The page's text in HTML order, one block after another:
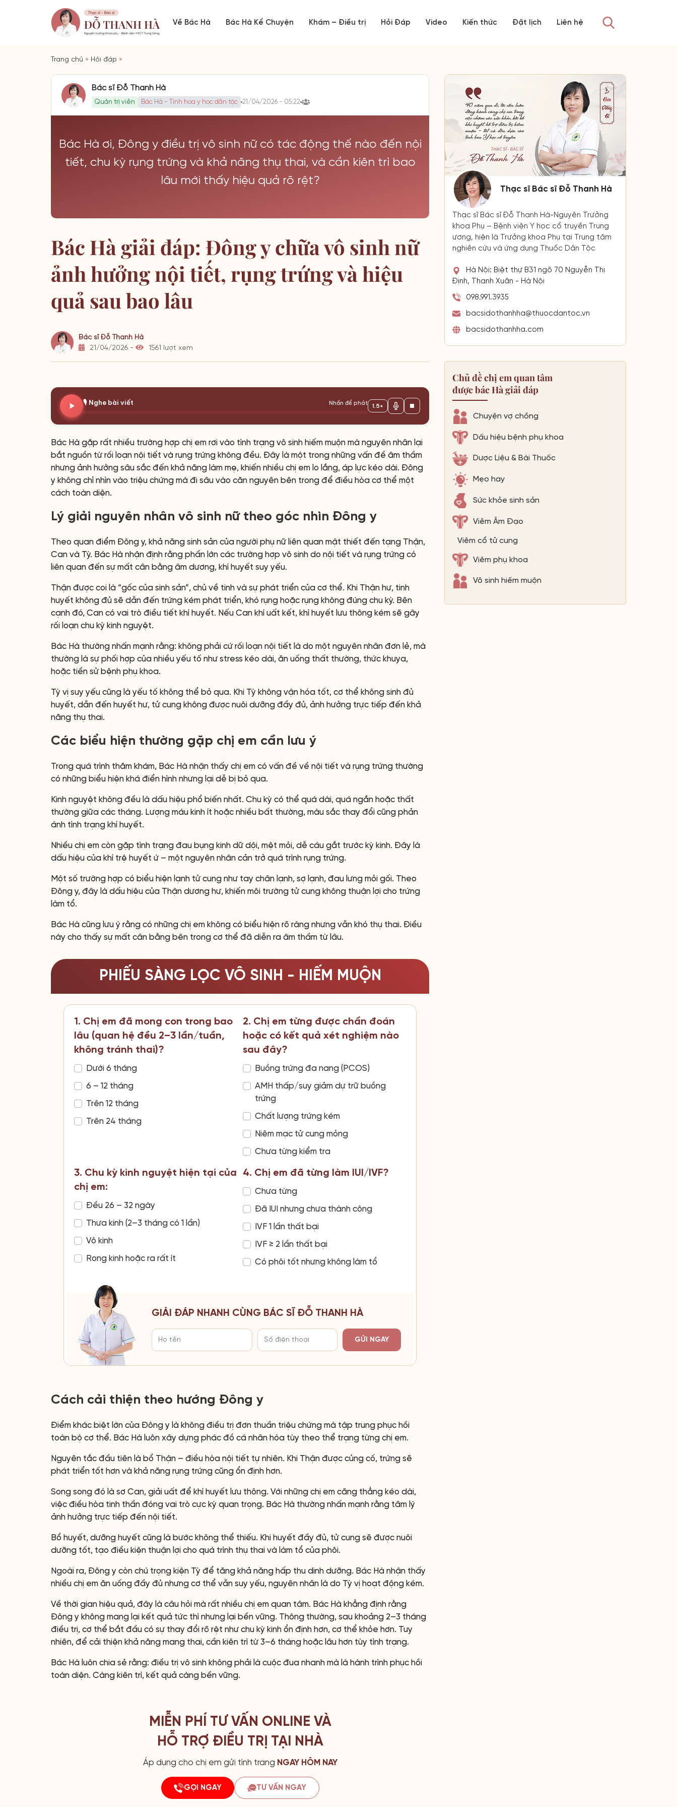
Về Bác Hà Bác Hà Kể Chuyện Khám – Điều trị Hỏi Đáp Video Kiến thức Đặt lịch Liên hệ
Trang chủ » Hỏi đáp »
Bác sĩ Đỗ Thanh Hà
Quản trị viên Bác Hà - Tinh hoa y học dân tộc 21/04/2026 - 05:22
Bác Hà ơi, Đông y điều trị vô sinh nữ có tác động thế nào đến nội
tiết, chu kỳ rụng trứng và khả năng thụ thai, và cần kiên trì bao
lâu mới thấy hiệu quả rõ rệt?
Bác Hà giải đáp: Đông y chữa vô sinh nữ
ảnh hưởng nội tiết, rụng trứng và hiệu
quả sau bao lâu
Bác sĩ Đỗ Thanh Hà
21/04/2026 -
1561 lượt xem
🎙️ Nghe bài viết Nhấn để phát 1.5×
Bác Hà gặp rất nhiều trường hợp chị em rơi vào tình trạng vô sinh hiếm muộn mà nguyên nhân lại
bắt nguồn từ rối loạn nội tiết và rụng trứng không đều. Đây là một trong những vấn đề âm thầm
nhưng ảnh hưởng sâu sắc đến khả năng làm mẹ, khiến nhiều chị em lo lắng, áp lực kéo dài. Đông
y không chỉ nhìn vào triệu chứng mà đi sâu vào căn nguyên bên trong để điều hòa cơ thể một
cách toàn diện.
Lý giải nguyên nhân vô sinh nữ theo góc nhìn Đông y
Theo quan điểm Đông y, khả năng sinh sản của người phụ nữ liên quan mật thiết đến tạng Thận,
Can và Tỳ. Bác Hà nhận định rằng phần lớn các trường hợp vô sinh do nội tiết và rụng trứng có
liên quan đến sự mất cân bằng âm dương, khí huyết suy yếu.
Thận được coi là “gốc của sinh sản”, chủ về tinh và sự phát triển của cơ thể. Khi Thận hư, tinh
huyết không đủ sẽ dẫn đến trứng kém phát triển, khó rụng hoặc rụng không đúng chu kỳ. Bên
cạnh đó, Can có vai trò điều tiết khí huyết. Nếu Can khí uất kết, khí huyết lưu thông kém sẽ gây
rối loạn chu kỳ kinh nguyệt.
Bác Hà thường nhấn mạnh rằng: không phải cứ rối loạn nội tiết là do một nguyên nhân đơn lẻ, mà
thường là sự phối hợp của nhiều yếu tố như stress kéo dài, ăn uống thất thường, thức khuya,
hoặc tiền sử bệnh phụ khoa.
Tỳ vị suy yếu cũng là yếu tố không thể bỏ qua. Khi Tỳ không vận hóa tốt, cơ thể không sinh đủ
huyết, dẫn đến huyết hư, tử cung không được nuôi dưỡng đầy đủ, ảnh hưởng trực tiếp đến khả
năng thụ thai.
Các biểu hiện thường gặp chị em cần lưu ý
Trong quá trình thăm khám, Bác Hà nhận thấy chị em có vấn đề về nội tiết và rụng trứng thường
có những biểu hiện khá điển hình nhưng lại dễ bị bỏ qua.
Kinh nguyệt không đều là dấu hiệu phổ biến nhất. Chu kỳ có thể quá dài, quá ngắn hoặc thất
thường giữa các tháng. Lượng máu kinh ít hoặc nhiều bất thường, màu sắc thay đổi cũng phản
ánh tình trạng khí huyết.
Nhiều chị em còn gặp tình trạng đau bụng kinh dữ dội, mệt mỏi, dễ cáu gắt trước kỳ kinh. Đây là
dấu hiệu của khí trệ huyết ứ – một nguyên nhân cản trở quá trình rụng trứng.
Một số trường hợp có biểu hiện lạnh tử cung như tay chân lạnh, sợ lạnh, đau lưng mỏi gối. Theo
Đông y, đây là dấu hiệu của Thận dương hư, khiến môi trường tử cung không thuận lợi cho trứng
làm tổ.
Bác Hà cũng lưu ý rằng có những chị em không có biểu hiện rõ ràng nhưng vẫn khó thụ thai. Điều
này cho thấy sự mất cân bằng bên trong cơ thể đã diễn ra âm thầm từ lâu.
PHIẾU SÀNG LỌC VÔ SINH - HIẾM MUỘN
1. Chị em đã mong con trong bao
lâu (quan hệ đều 2–3 lần/tuần,
không tránh thai)?
Dưới 6 tháng
6 – 12 tháng
Trên 12 tháng
Trên 24 tháng
2. Chị em từng được chẩn đoán
hoặc có kết quả xét nghiệm nào
sau đây?
Buồng trứng đa nang (PCOS)
AMH thấp/suy giảm dự trữ buồng
trứng
Chất lượng trứng kém
Niêm mạc tử cung mỏng
Chưa từng kiểm tra
3. Chu kỳ kinh nguyệt hiện tại của
chị em:
Đều 26 – 32 ngày
Thưa kinh (2–3 tháng có 1 lần)
Vô kinh
Rong kinh hoặc ra rất ít
4. Chị em đã từng làm IUI/IVF?
Chưa từng
Đã IUI nhưng chưa thành công
IVF 1 lần thất bại
IVF ≥ 2 lần thất bại
Có phôi tốt nhưng không làm tổ
GIẢI ĐÁP NHANH CÙNG BÁC SĨ ĐỖ THANH HÀ
GỬI NGAY
Cách cải thiện theo hướng Đông y
Điểm khác biệt lớn của Đông y là không điều trị đơn thuần triệu chứng mà tập trung phục hồi
toàn bộ cơ thể. Bác Hà luôn xây dựng phác đồ cá nhân hóa tùy theo thể trạng từng chị em.
Nguyên tắc đầu tiên là bổ Thận – điều hòa nội tiết tự nhiên. Khi Thận được củng cố, trứng sẽ
phát triển tốt hơn và khả năng rụng trứng cũng ổn định hơn.
Song song đó là sơ Can, giải uất để khí huyết lưu thông. Với những chị em căng thẳng kéo dài,
việc điều hòa tinh thần đóng vai trò cực kỳ quan trọng. Bác Hà thường nhấn mạnh rằng tâm lý
ảnh hưởng trực tiếp đến nội tiết.
Bổ huyết, dưỡng huyết cũng là bước không thể thiếu. Khi huyết đầy đủ, tử cung sẽ được nuôi
dưỡng tốt, tạo điều kiện thuận lợi cho quá trình thụ thai và làm tổ của phôi.
Ngoài ra, Đông y còn chú trọng kiện Tỳ để tăng khả năng hấp thu dinh dưỡng. Bác Hà nhận thấy
nhiều chị em ăn uống đầy đủ nhưng cơ thể vẫn suy yếu, nguyên nhân là do Tỳ vị hoạt động kém.
Về thời gian hiệu quả, đây là câu hỏi mà rất nhiều chị em quan tâm. Bác Hà khẳng định rằng
Đông y không mang lại kết quả tức thì nhưng lại bền vững. Thông thường, sau khoảng 2–3 tháng
điều trị, cơ thể bắt đầu có sự thay đổi rõ rệt như chu kỳ kinh ổn định hơn, cơ thể khỏe hơn. Tuy
nhiên, để cải thiện khả năng mang thai, cần kiên trì từ 3–6 tháng hoặc lâu hơn tùy tình trạng.
Bác Hà luôn chia sẻ rằng: điều trị vô sinh không phải là cuộc đua nhanh mà là hành trình phục hồi
toàn diện. Càng kiên trì, kết quả càng bền vững.
MIỄN PHÍ TƯ VẤN ONLINE VÀ
HỖ TRỢ ĐIỀU TRỊ TẠI NHÀ
Áp dụng cho chị em gửi tình trang NGAY HÔM NAY
GỌI NGAY TƯ VẤN NGAY
Thạc sĩ Bác sĩ Đỗ Thanh Hà
Thạc sĩ Bác sĩ Đỗ Thanh Hà-Nguyên Trưởng
khoa Phụ – Bệnh viện Y học cổ truyền Trung
ương, hiện là Trưởng khoa Phụ tại Trung tâm
nghiên cứu và ứng dụng Thuốc Dân Tộc
Hà Nội: Biệt thự B31 ngõ 70 Nguyễn Thị
Định, Thanh Xuân - Hà Nội
098.991.3935
bacsidothanhha@thuocdantoc.vn
bacsidothanhha.com
Chủ đề chị em quan tâm
được bác Hà giải đáp
Chuyện vợ chồng
Dấu hiệu bệnh phụ khoa
Dược Liệu & Bài Thuốc
Mẹo hay
Sức khỏe sinh sản
Viêm Âm Đạo
Viêm cổ tử cung
Viêm phụ khoa
Vô sinh hiếm muộn